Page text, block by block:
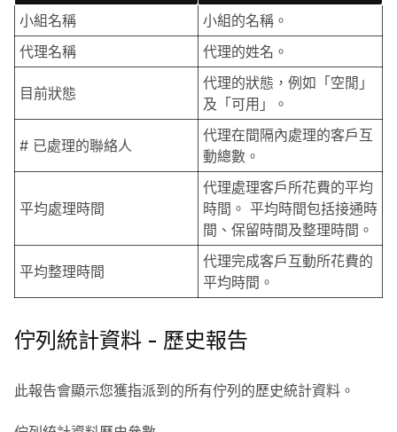
小組名稱
小組的名稱。
代理名稱
代理的姓名。
目前狀態
代理的狀態，例如「空閒」
及「可用」。
# 已處理的聯絡人
代理在間隔內處理的客戶互
動總數。
平均處理時間
代理處理客戶所花費的平均
時間。 平均時間包括接通時
間、保留時間及整理時間。
平均整理時間
代理完成客戶互動所花費的
平均時間。
佇列統計資料 - 歷史報告
此報告會顯示您獲指派到的所有佇列的歷史統計資料。